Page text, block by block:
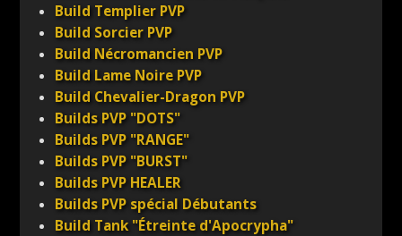
Build Templier PVP
Build Sorcier PVP
Build Nécromancien PVP
Build Lame Noire PVP
Build Chevalier-Dragon PVP
Builds PVP "DOTS"
Builds PVP "RANGE"
Builds PVP "BURST"
Builds PVP HEALER
Builds PVP spécial Débutants
Build Tank "Étreinte d'Apocrypha"